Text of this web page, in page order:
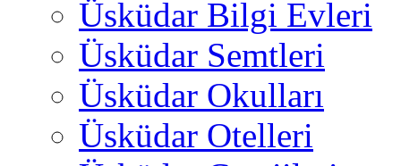
Üsküdar Bilgi Evleri
Üsküdar Semtleri
Üsküdar Okulları
Üsküdar Otelleri